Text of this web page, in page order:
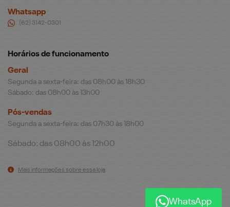
Whatsapp
(62) 3142-0301
Horários de funcionamento
Geral
Segunda a sexta-feira: das 08h00 às 18h30
Sábado: das 08h00 às 13h00
Pós-vendas
Segunda a sexta-feira: das 07h30 às 18h00
Sábado: das 08h00 às 12h00
Mais informações sobre essa loja
WhatsApp